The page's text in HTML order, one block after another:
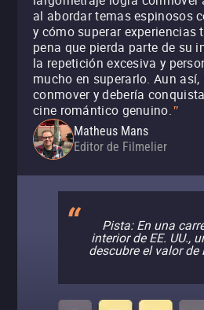
al abordar temas espinosos
y cómo superar experiencias
pena que pierda parte de su
la repetición excesiva y
mucho en superarlo. Aun
conmover y debería
cine romántico genuino."
Matheus Mans
Editor de Filmelier
Pista: En una
interior de EE. UU.,
descubre el valor